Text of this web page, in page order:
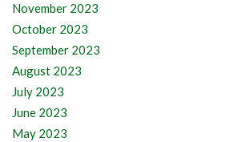
November 2023
October 2023
September 2023
August 2023
July 2023
June 2023
May 2023